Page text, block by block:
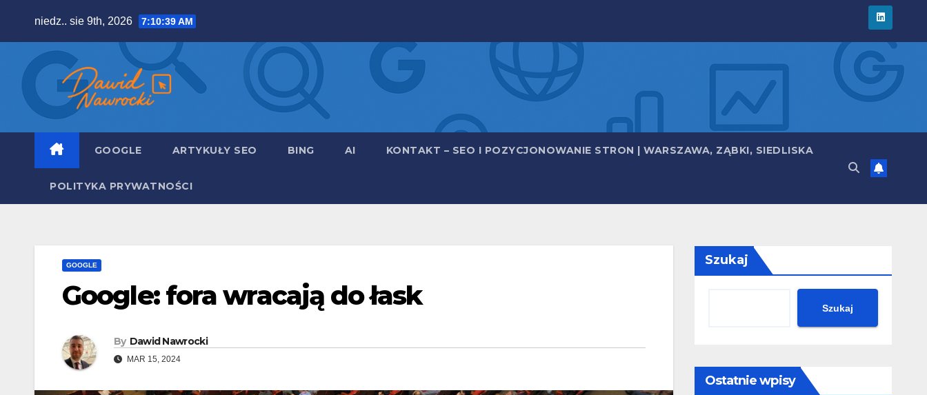
niedz.. sie 9th, 2026 7:10:40 AM
GOOGLE ARTYKUŁY SEO BING AI KONTAKT – SEO I POZYCJONOWANIE STRON | WARSZAWA, ZĄBKI, SIEDLISKA
POLITYKA PRYWATNOŚCI
GOOGLE
Google: fora wracają do łask
By Dawid Nawrocki
MAR 15, 2024
Szukaj
Szukaj
Ostatnie wpisy